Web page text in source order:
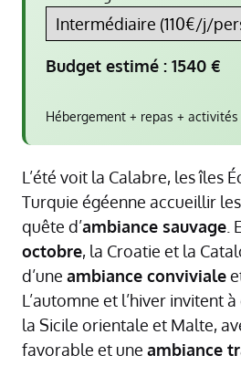
Budget estimé : 1540 €
Hébergement + repas +
L’été voit la Calabre, les îles
Turquie égéenne accueillir
quête d’ambiance sauvage .
octobre, la Croatie et la
d’une ambiance conviviale
L’automne et l’hiver invitent
la Sicile orientale et Malte,
favorable et une ambiance